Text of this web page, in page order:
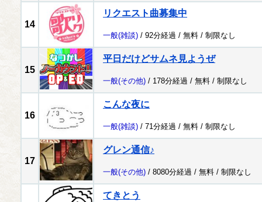
14
リクエスト曲募集中
一般(雑談) / 92分経過 / 無料 / 制限なし
15
平日だけどサムネ見ようぜ
一般(その他) / 178分経過 / 無料 / 制限なし
16
こんな夜に
一般(雑談) / 71分経過 / 無料 / 制限なし
17
グレン通信♪
一般(その他) / 8080分経過 / 無料 / 制限なし
てきとう